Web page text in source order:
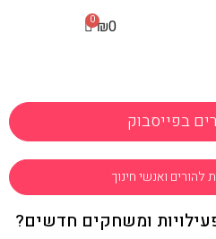
₪0
בפייסבוק
להורים ואנשי חינוך
ומשחקים חדשים?